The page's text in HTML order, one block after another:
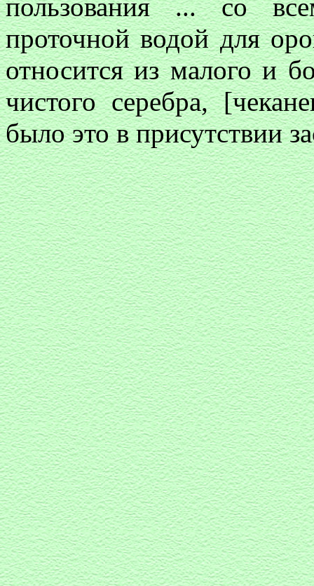
пользования ... со
проточной водой для
относится из малого и
чистого серебра,
было это в присутствии